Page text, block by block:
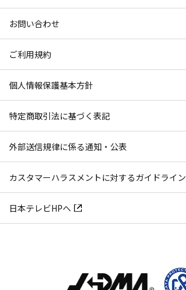
お問い合わせ
ご利用規約
個人情報保護基本方針
特定商取引法に基づく表記
外部送信規律に係る通知・公表
カスタマーハラスメントに対するガイドライン
日本テレビHPへ